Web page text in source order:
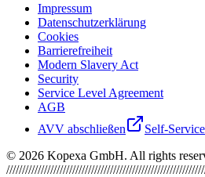
Impressum
Datenschutzerklärung
Cookies
Barrierefreiheit
Modern Slavery Act
Security
Service Level Agreement
AGB
AVV abschließen
Self-Service
© 2026 Kopexa GmbH. All rights